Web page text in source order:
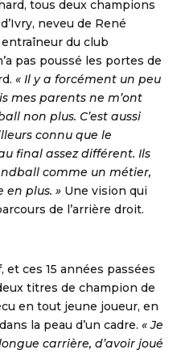
tous deux champions
neveu de René
du club
pas poussé les portes de
« Il y a forcément un peu
mes parents ne m’ont
non plus. C’est aussi
connu que le
final assez différent. Ils
comme un métier,
en plus. » Une vision qui
de l’arrière droit.
ces 15 années passées
titres de champion de
en tout jeune joueur, en
la peau d’un cadre. « Je
carrière, d’avoir joué